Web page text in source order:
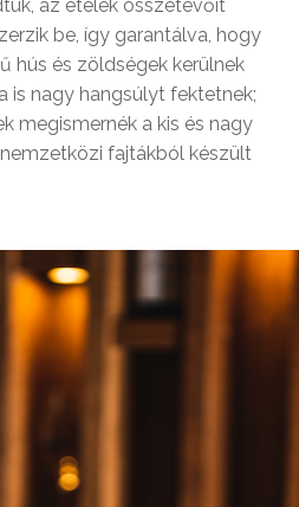
az ételek összetevőit
be, így garantálva, hogy
hús és zöldségek kerülnek
is nagy hangsúlyt fektetnek;
megismernék a kis és nagy
fajtákból készült